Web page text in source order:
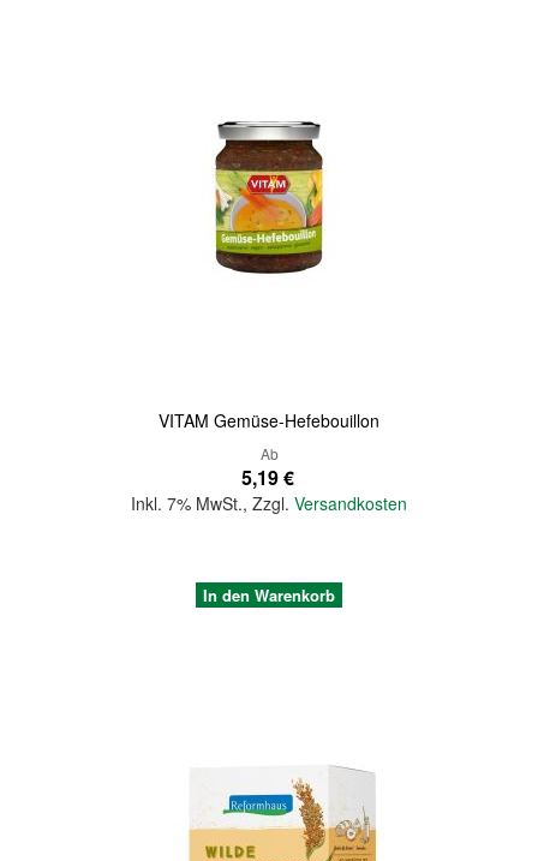
VITAM Gemüse-Hefebouillon
Ab
5,19 €
Inkl. 7% MwSt., Zzgl. Versandkosten
In den Warenkorb